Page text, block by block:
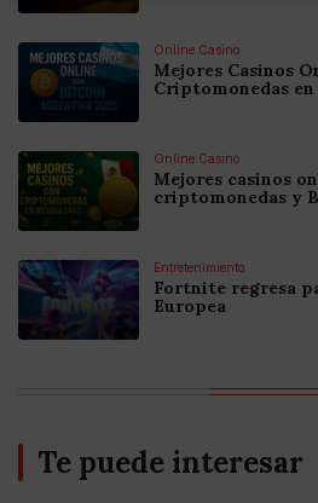
Online Casino
Mejores Casinos
Criptomonedas
Online Casino
Mejores casinos
criptomonedas y
Entretenimiento
Fortnite regresa
Europea
Te puede interesar